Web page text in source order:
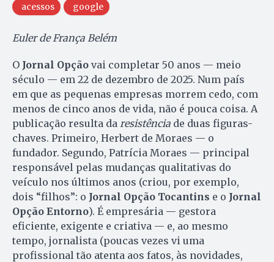
acessos google
Euler de França Belém
O Jornal Opção vai completar 50 anos — meio
século — em 22 de dezembro de 2025. Num país
em que as pequenas empresas morrem cedo, com
menos de cinco anos de vida, não é pouca coisa. A
publicação resulta da resistência de duas figuras-
chaves. Primeiro, Herbert de Moraes — o
fundador. Segundo, Patrícia Moraes — principal
responsável pelas mudanças qualitativas do
veículo nos últimos anos (criou, por exemplo,
dois “filhos”: o Jornal Opção Tocantins e o Jornal
Opção Entorno). É empresária — gestora
eficiente, exigente e criativa — e, ao mesmo
tempo, jornalista (poucas vezes vi uma
profissional tão atenta aos fatos, às novidades,